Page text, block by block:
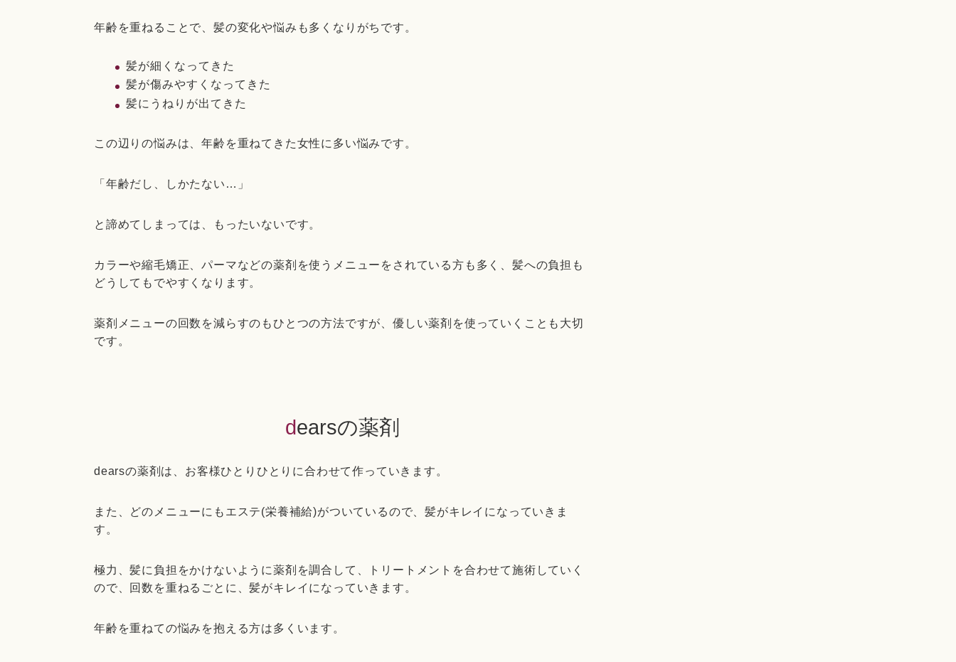
年齢を重ねることで、髪の変化や悩みも多くなりがちです。
髪が細くなってきた
髪が傷みやすくなってきた
髪にうねりが出てきた
この辺りの悩みは、年齢を重ねてきた女性に多い悩みです。
「年齢だし、しかたない…」
と諦めてしまっては、もったいないです。
カラーや縮毛矯正、パーマなどの薬剤を使うメニューをされている方も多く、髪への負担も
どうしてもでやすくなります。
薬剤メニューの回数を減らすのもひとつの方法ですが、優しい薬剤を使っていくことも大切
です。
dearsの薬剤
dearsの薬剤は、お客様ひとりひとりに合わせて作っていきます。
また、どのメニューにもエステ(栄養補給)がついているので、髪がキレイになっていきま
す。
極力、髪に負担をかけないように薬剤を調合して、トリートメントを合わせて施術していく
ので、回数を重ねるごとに、髪がキレイになっていきます。
年齢を重ねての悩みを抱える方は多くいます。